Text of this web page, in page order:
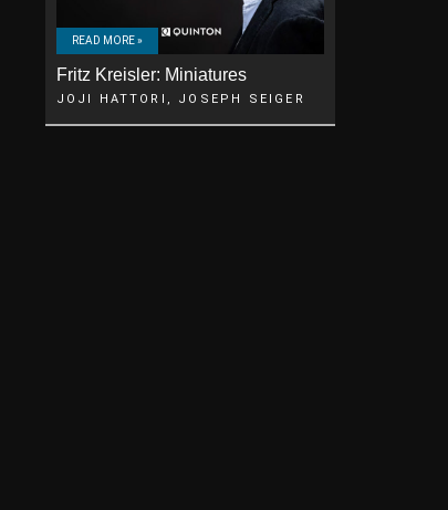
READ MORE »
Fritz Kreisler: Miniatures
JOJI HATTORI, JOSEPH SEIGER